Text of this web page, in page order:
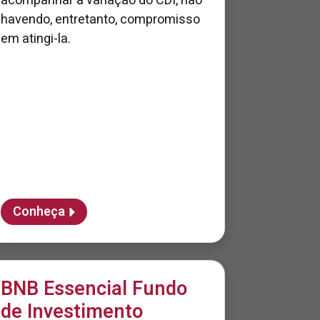
havendo, entretanto, compromisso
em atingi-la.
Conheça
BNB Essencial Fundo
de Investimento